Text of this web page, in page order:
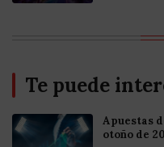
Te puede
Apuestas
otoño de